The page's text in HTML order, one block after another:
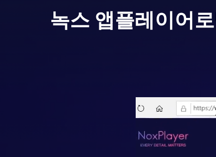
녹스 앱플레이어로